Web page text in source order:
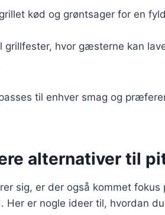
kød og grøntsager for en
grillfester, hvor gæsterne kan
til enhver smag og
alternativer til
sig, er der også kommet fokus
er nogle ideer til, hvordan